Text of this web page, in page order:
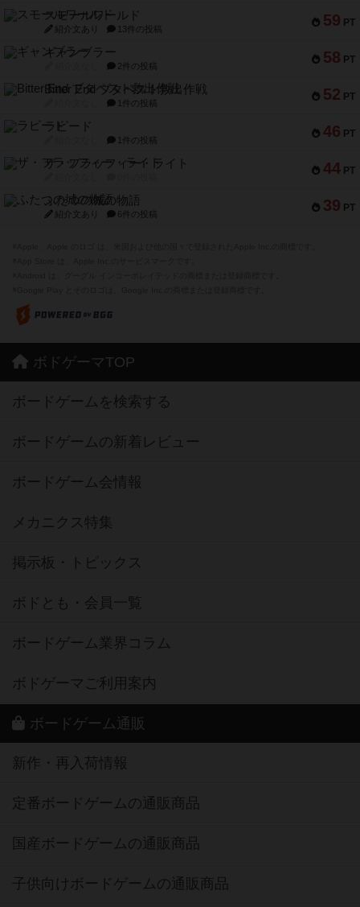
59 PT
スモールワールド
紹介文あり 13件の投稿
58 PT
ギャンブラー
2件の投稿
52 PT
Bitter End ブタペスト救出作戦
1件の投稿
46 PT
ラピード
1件の投稿
44 PT
ザ・フラッフィー・ライト
39 PT
ふたつの城の物語
紹介文あり 6件の投稿
ボドゲーマTOP
ボードゲームを検索する
ボードゲームの新着レビュー
ボードゲーム会情報
メカニクス特集
掲示板・トピックス
ボドとも・会員一覧
ボードゲーム業界コラム
ボドゲーマご利用案内
ボードゲーム通販
新作・再入荷情報
定番ボードゲームの通販商品
国産ボードゲームの通販商品
子供向けボードゲームの通販商品